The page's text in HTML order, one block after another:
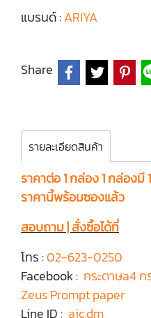
แบรนด์ :ARIYA
Share
รายละเอียดสินค้า
ราคาต่อ 1 กล่อง 1 กล่องมี
ราคานี้พร้อมซองแล้ว
สอบถาม | สั่งซื้อได้ที่
โทร :02-623-0250
Facebook : กระดาษa4 ก
Zeus Prompt paper
Line ID : aic.dm